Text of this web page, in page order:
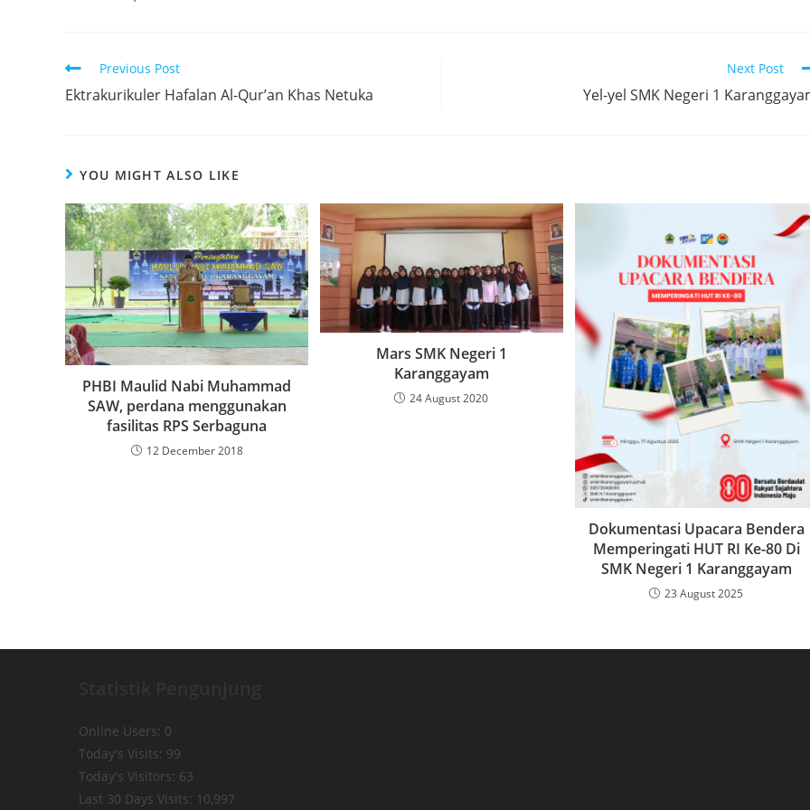
Read
more
articles
Previous Post
Ektrakurikuler Hafalan Al-Qur’an Khas Netuka
Next Post
Yel-yel SMK Negeri 1
YOU MIGHT ALSO LIKE
PHBI Maulid Nabi Muhammad
SAW, perdana menggunakan
fasilitas RPS Serbaguna
12 December 2018
Mars SMK Negeri 1
Karanggayam
24 August 2020
Dokumentasi Upacara Bendera
Memperingati HUT RI Ke-80 Di
SMK Negeri 1 Karanggayam
23 August 2025
Online Users: 0
Today's Visits: 99
Today's Visitors: 63
Last 30 Days Visits: 10,997